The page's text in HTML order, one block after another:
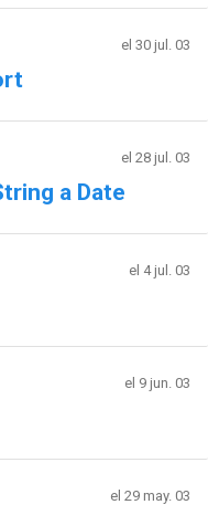
el 30 jul. 03
el 28 jul. 03
a Date
el 4 jul. 03
el 9 jun. 03
el 29 may. 03